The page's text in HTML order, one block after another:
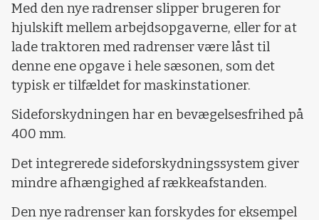
Med den nye radrenser slipper brugeren for
hjulskift mellem arbejdsopgaverne, eller for at
lade traktoren med radrenser være låst til
denne ene opgave i hele sæsonen, som det
typisk er tilfældet for maskinstationer.
Sideforskydningen har en bevægelsesfrihed på
400 mm.
Det integrerede sideforskydningssystem giver
mindre afhængighed af rækkeafstanden.
Den nye radrenser kan forskydes for eksempel